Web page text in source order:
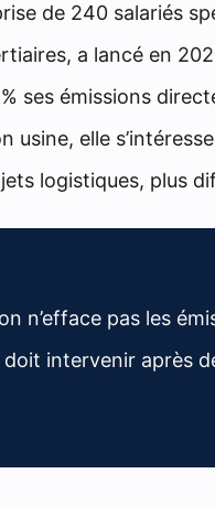
de 240 salariés
a lancé en
ses émissions
usine, elle
logistiques, plus
n’efface pas les
doit intervenir après